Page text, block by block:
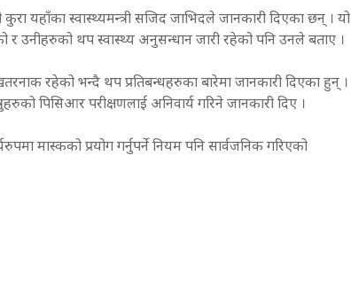
यहाँका स्वास्थ्यमन्त्री सजिद जाभिदले जानकारी दिएका छन् । यो
थप स्वास्थ्य अनुसन्धान जारी रहेको पनि उनले बताए ।
रहेको भन्दै थप प्रतिबन्धहरुका बारेमा जानकारी दिएका हुन् ।
पिसिआर परीक्षणलाई अनिवार्य गरिने जानकारी दिए ।
मास्कको प्रयोग गर्नुपर्ने नियम पनि सार्वजनिक गरिएको